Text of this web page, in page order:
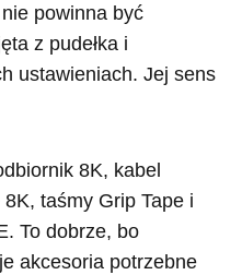
powinna być
z pudełka i
ustawieniach. Jej sens
8K, kabel
taśmy Grip Tape i
To dobrze, bo
akcesoria potrzebne